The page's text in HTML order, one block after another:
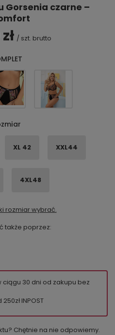
Gorsenia czarne –
/ szt. brutto
XL 42 XXL44
4XL48
rozmiar wybrać.
także poprzez:
ciągu 30 dni od zakupu bez
INPOST
Chętnie na nie odpowiemy.